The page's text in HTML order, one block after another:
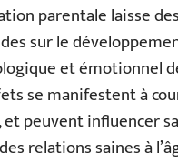
parentale laisse
sur le
et émotionnel
se manifestent à
peuvent influencer
relations saines à